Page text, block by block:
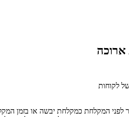
ארוכה
של לקוחות
המקלחת כמקלחת יבשה או בזמן